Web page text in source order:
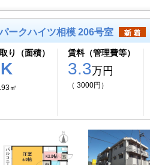
ークハイツ相模 206号室
り（面積）
㎡
賃料（管理費等）
3.3万円
（ 3000円）